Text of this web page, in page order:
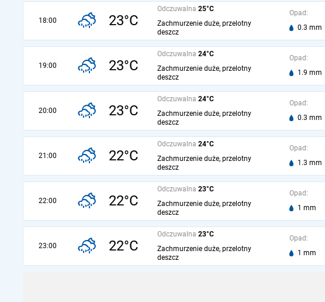
18:00 23°C
Odczuwalna 25°C
Zachmurzenie duże, przelotny
deszcz
Opad:
0.3 mm
19:00 23°C
Odczuwalna 24°C
Zachmurzenie duże, przelotny
deszcz
Opad:
1.9 mm
20:00 23°C
Odczuwalna 24°C
Zachmurzenie duże, przelotny
deszcz
Opad:
0.3 mm
21:00 22°C
Odczuwalna 24°C
Zachmurzenie duże, przelotny
deszcz
Opad:
1.3 mm
22:00 22°C
Odczuwalna 23°C
Zachmurzenie duże, przelotny
deszcz
Opad:
1 mm
23:00 22°C
Odczuwalna 23°C
Zachmurzenie duże, przelotny
deszcz
Opad:
1 mm